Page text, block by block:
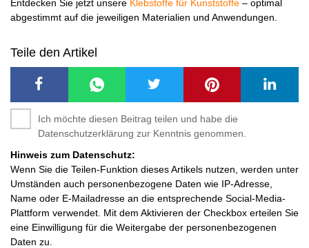
Entdecken Sie jetzt unsere Klebstoffe für Kunststoffe – optimal
abgestimmt auf die jeweiligen Materialien und Anwendungen.
Teile den Artikel
Ich möchte diesen Beitrag teilen und habe die
Datenschutzerklärung zur Kenntnis genommen.
Hinweis zum Datenschutz:
Wenn Sie die Teilen-Funktion dieses Artikels nutzen, werden unter
Umständen auch personenbezogene Daten wie IP-Adresse,
Name oder E-Mailadresse an die entsprechende Social-Media-
Plattform verwendet. Mit dem Aktivieren der Checkbox erteilen Sie
eine Einwilligung für die Weitergabe der personenbezogenen
Daten zu.